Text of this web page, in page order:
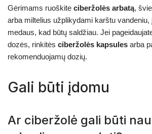
Gėrimams ruoškite ciberžolės arbatą,
arba miltelius užplikydami karštu vandeniu,
medaus, kad būtų saldžiau. Jei
dozės, rinkitės ciberžolės kapsules arba
rekomenduojamų dozių.
Gali būti įdomu
Ar ciberžolė gali būti